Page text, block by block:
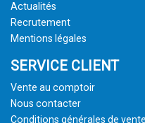
Actualités
Recrutement
Mentions légales
SERVICE CLIENT
Vente au comptoir
Nous contacter
Conditions générales de vente